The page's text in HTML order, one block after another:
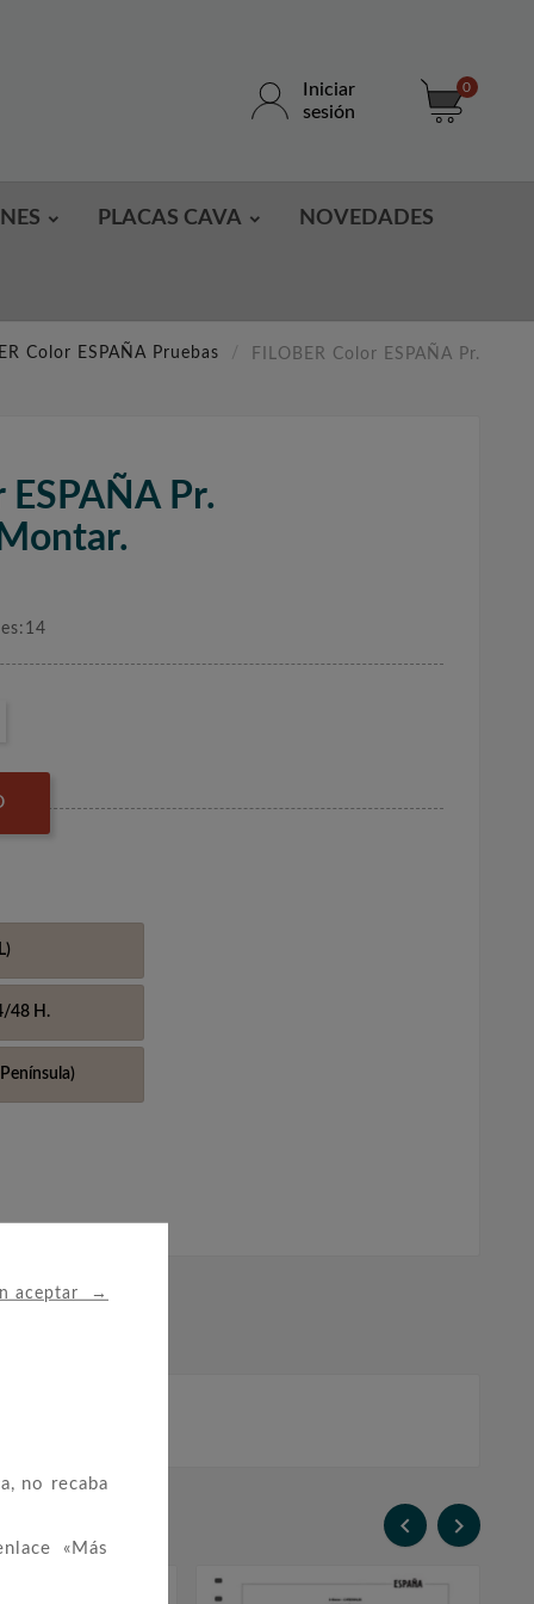
aceptar →
no recaba
«Más
Iniciar
sesión
0
PLACAS CAVA NOVEDADES
Color ESPAÑA Pruebas
FILOBER Color ESPAÑA Pr.
ESPAÑA Pr.
48 H.
 